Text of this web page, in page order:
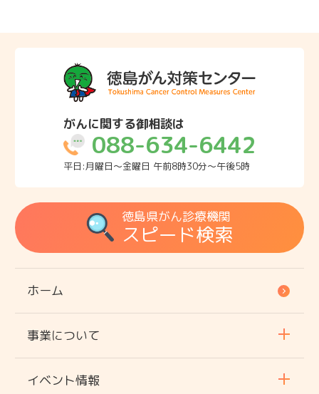
がんに関する御相談は
088-634-6442
平日:月曜日～金曜日 午前8時30分～午後5時
徳島県がん診療機関
スピード検索
ホーム
事業について
イベント情報